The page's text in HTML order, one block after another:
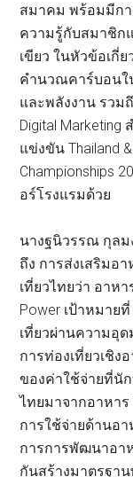
สมาคม พร้อมมีก
ความรู้กับสมาชิก
เขียว ในหัวข้อเกี่
คำนวณคาร์บอนใ
และพลังงาน รวม
Digital
แข่งขัน Thailand &
Championships
อร์โรงแรมด้วย
นางฐนิวรรณ กุล
ถึง การส่งเสริมอ
เที่ยวไทยว่า อาห
Power เป้าหมาย
เที่ยวผ่านความอุ
การท่องเที่ยวเชิง
ของค่าใช้จ่ายที่นัก
ไทยมาจากอาหา
การใช้จ่ายด้านอ
การการพัฒนาอา
กันสร้างมาตรฐา